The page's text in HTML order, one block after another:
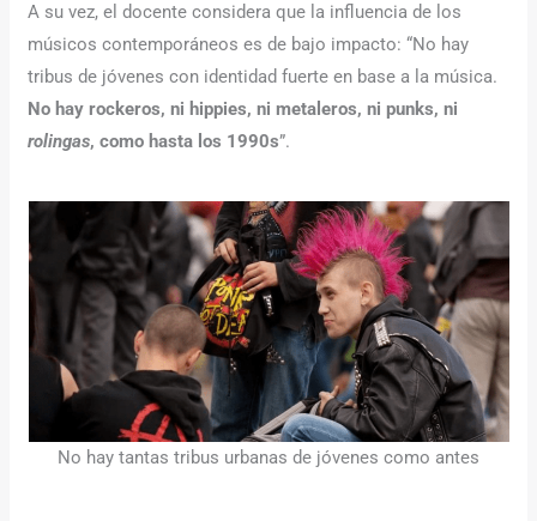
A su vez, el docente considera que la influencia de los
músicos contemporáneos es de bajo impacto: “No hay
tribus de jóvenes con identidad fuerte en base a la música.
No hay rockeros, ni hippies, ni metaleros, ni punks, ni
rolingas, como hasta los 1990s”.
No hay tantas tribus urbanas de jóvenes como antes